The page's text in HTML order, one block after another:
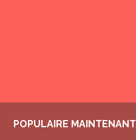
POPULAIRE MAINTENANT